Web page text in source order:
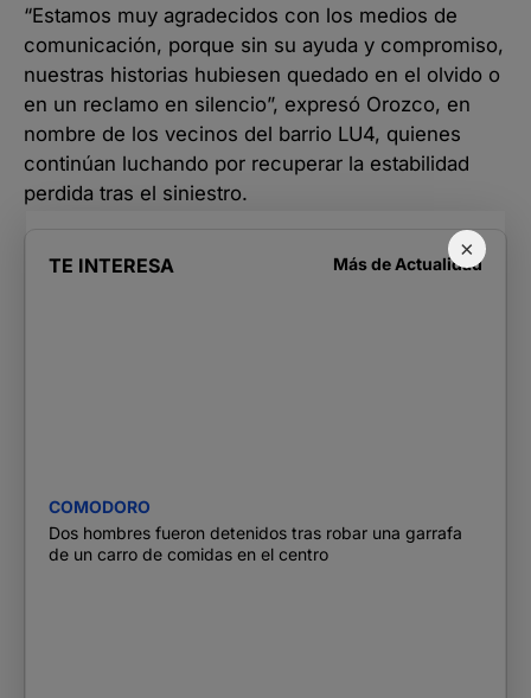
×
“Estamos muy agradecidos con los medios de
comunicación, porque sin su ayuda y compromiso,
nuestras historias hubiesen quedado en el olvido o
en un reclamo en silencio”, expresó Orozco, en
nombre de los vecinos del barrio LU4, quienes
continúan luchando por recuperar la estabilidad
perdida tras el siniestro.
TE INTERESA Más de Actualidad
COMODORO
Dos hombres fueron detenidos tras robar una garrafa
de un carro de comidas en el centro